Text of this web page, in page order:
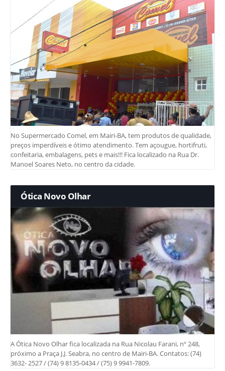
No Supermercado Comel, em Mairi-BA, tem produtos de qualidade,
preços imperdíveis e ótimo atendimento. Tem açougue, hortifruti,
confeitaria, embalagens, pets e mais!!! Fica localizado na Rua Dr.
Manoel Soares Neto, no centro da cidade.
Ótica Novo Olhar
A Ótica Novo Olhar fica localizada na Rua Nicolau Farani, nº 248,
próximo a Praça J.J. Seabra, no centro de Mairi-BA. Contatos: (74)
3632- 2527 / (74) 9 8135-0434 / (75) 9 9941-7809.